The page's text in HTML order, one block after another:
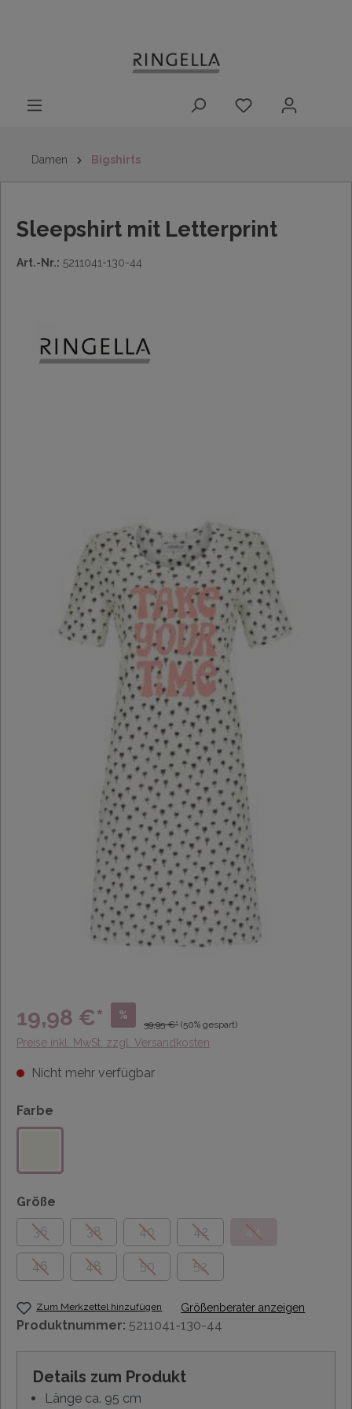
Damen Bigshirts
Sleepshirt mit Letterprint
Art.-Nr.: 5211041-130-44
19,98 €* %
39,95 €* (50% gespart)
Preise inkl. MwSt. zzgl. Versandkosten
Nicht mehr verfügbar
Farbe
Größe
36
38 40 42 44
46 48 50 52
Zum Merkzettel hinzufügen Größenberater anzeigen
Produktnummer: 5211041-130-44
Details zum Produkt
Länge ca. 95 cm